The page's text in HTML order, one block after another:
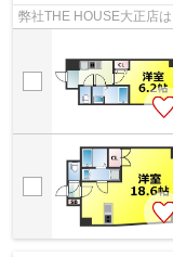
弊社THE HOUSE大正店